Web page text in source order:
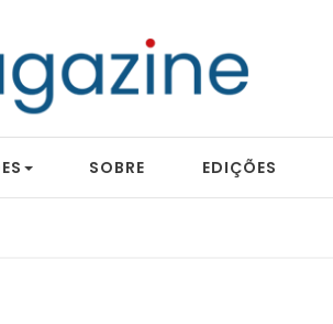
SOBRE EDIÇÕES